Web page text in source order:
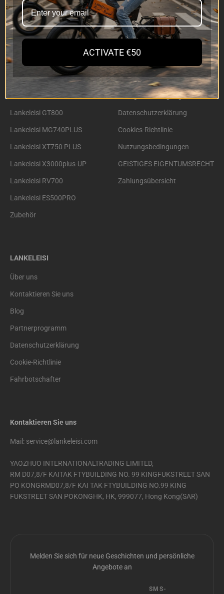
E-Bike
Alle E-Bikes
LANKELEISI GOLF-X
Lankeleisi X3000Max
Lankeleisi RV800 Plus
Lankeleisi X2000Max
Lankeleisi GT800
Lankeleisi MG740PLUS
Lankeleisi XT750 PLUS
Lankeleisi X3000plus-UP
Lankeleisi RV700
Lankeleisi ES500PRO
Zubehör
Unterstützung
Bestellung verfolgen
Versandrichtlinie
Rückgabebedingungen
Datenschutzerklärung
Cookies-Richtlinie
Nutzungsbedingungen
GEISTIGES EIGENTUMSRECHT
Zahlungsübersicht
LANKELEISI
Über uns
Kontaktieren Sie uns
Blog
Partnerprogramm
Datenschutzerklärung
Cookie-Richtlinie
Fahrbotschafter
Kontaktieren Sie uns
Mail: service@lankeleisi.com
YAOZHUO INTERNATIONALTRADING LIMITED,
RM D07,8/F KAITAK FTYBUILDING NO. 99 KINGFUKSTREET SAN
PO KONGRMD07,8/F KAI TAK FTYBUILDING NO.99 KING
FUKSTREET SAN POKONGHK, HK, 999077, Hong Kong(SAR)
Melden Sie sich für neue Geschichten und persönliche
Angebote an
SMS-
ACTIVATE €50